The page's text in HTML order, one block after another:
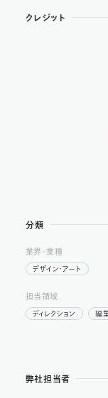
クレジット
分類
業界・業種
デザイン・アート
担当領域
ディレクション 編
弊社担当者